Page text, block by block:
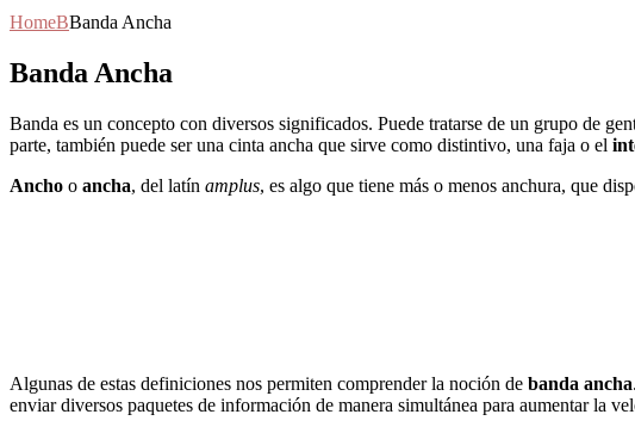
HomeBBanda Ancha
Banda Ancha
Banda es un concepto con diversos significados. Puede tratarse de un grupo de
parte, también puede ser una cinta ancha que sirve como distintivo, una faja o el
Ancho o ancha, del latín amplus, es algo que tiene más o menos anchura, que
Algunas de estas definiciones nos permiten comprender la noción de banda ancha
enviar diversos paquetes de información de manera simultánea para aumentar la